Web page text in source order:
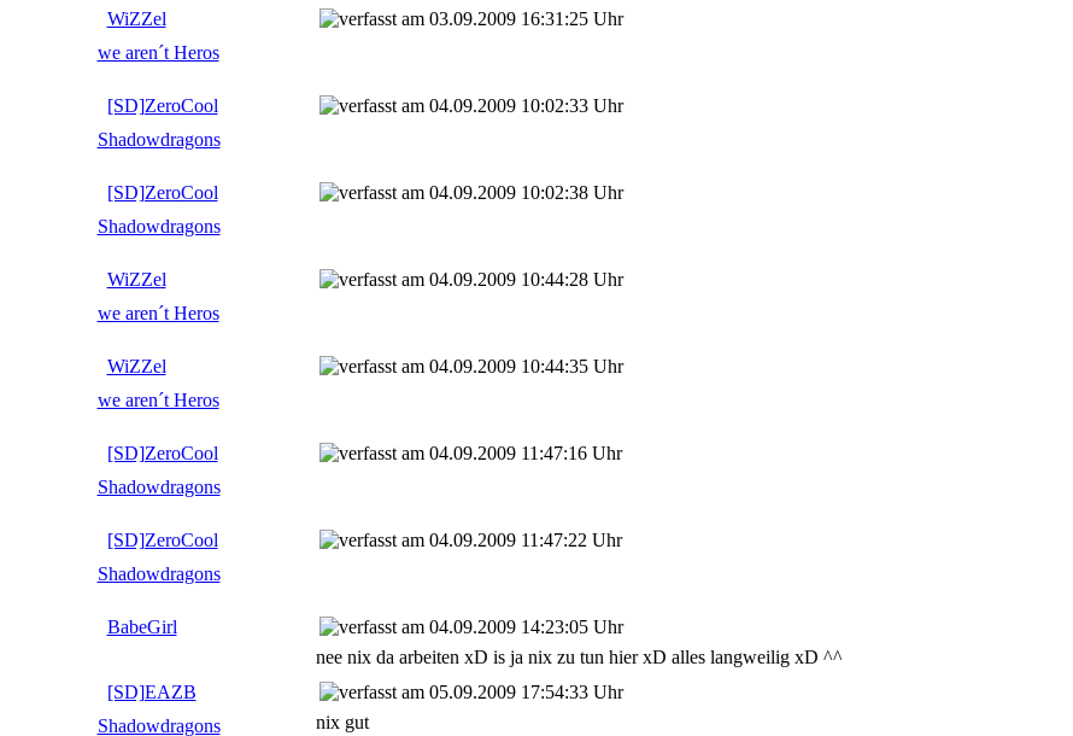
WiZZel 03.09.2009 16:31:25 Uhr
we aren´t Heros
[SD]ZeroCool 04.09.2009 10:02:33 Uhr
Shadowdragons
[SD]ZeroCool 04.09.2009 10:02:38 Uhr
Shadowdragons
WiZZel 04.09.2009 10:44:28 Uhr
we aren´t Heros
WiZZel 04.09.2009 10:44:35 Uhr
we aren´t Heros
[SD]ZeroCool 04.09.2009 11:47:16 Uhr
Shadowdragons
[SD]ZeroCool 04.09.2009 11:47:22 Uhr
Shadowdragons
BabeGirl 04.09.2009 14:23:05 Uhr
nee nix da arbeiten xD is ja nix zu tun hier xD alles langweilig xD ^^
[SD]EAZB
05.09.2009 17:54:33 Uhr
Shadowdragons
nix gut